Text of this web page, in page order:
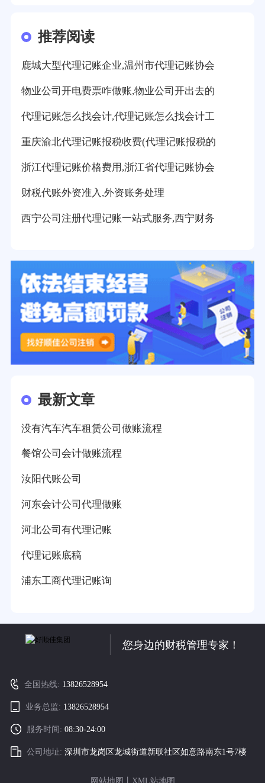
推荐阅读
鹿城大型代理记账企业,温州市代理记账协会
物业公司开电费票咋做账,物业公司开出去的
代理记账怎么找会计,代理记账怎么找会计工
重庆渝北代理记账报税收费(代理记账报税的
浙江代理记账价格费用,浙江省代理记账协会
财税代账外资准入,外资账务处理
西宁公司注册代理记账一站式服务,西宁财务
最新文章
没有汽车汽车租赁公司做账流程
餐馆公司会计做账流程
汝阳代账公司
河东会计公司代理做账
河北公司有代理记账
代理记账底稿
浦东工商代理记账询
您身边的财税管理专家！
全国热线: 13826528954
业务总监: 13826528954
服务时间:08:30-24:00
公司地址:深圳市龙岗区龙城街道新联社区如意路南东1号7楼
网站地图 XML站地图